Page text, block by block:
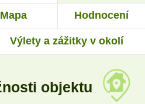
Mapa Hodnocení
Výlety a zážitky v okolí
objektu